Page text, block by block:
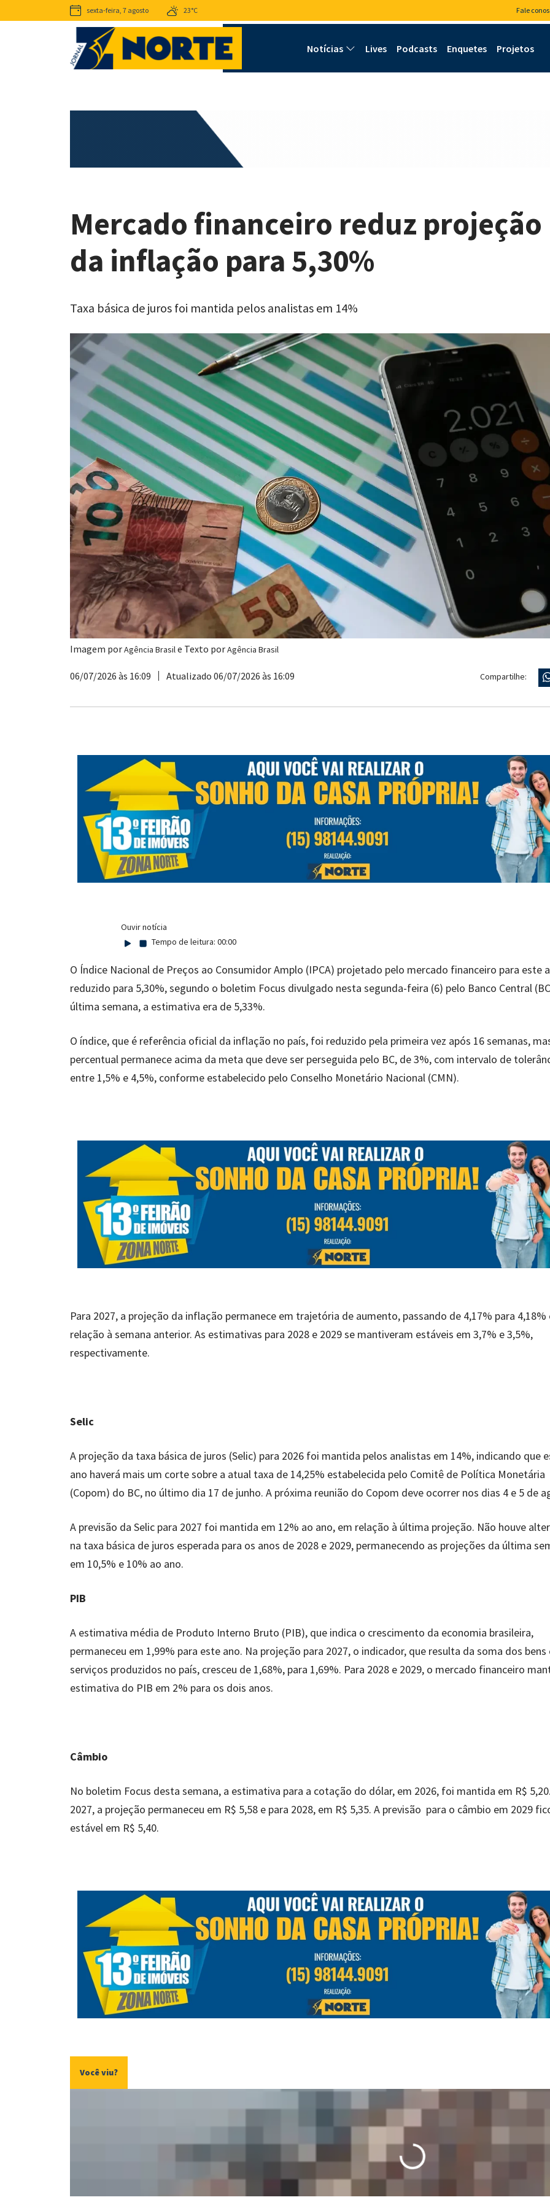
sexta-feira, 7 agosto 23°C Fale
Notícias Lives Podcasts Enquetes Projetos
Mercado financeiro reduz projeção
da inflação para 5,30%
Taxa básica de juros foi mantida pelos analistas em 14%
Imagem porAgência Brasile Texto porAgência Brasil
06/07/2026 às 16:09 Atualizado 06/07/2026 às 16:09 Compartilhe:
Ouvir notícia
Tempo de leitura: 00:00
O Índice Nacional de Preços ao Consumidor Amplo (IPCA) projetado pelo mercado financeiro para este
reduzido para 5,30%, segundo o boletim Focus divulgado nesta segunda-feira (6) pelo Banco Central
última semana, a estimativa era de 5,33%.
O índice, que é referência oficial da inflação no país, foi reduzido pela primeira vez após 16 semanas,
percentual permanece acima da meta que deve ser perseguida pelo BC, de 3%, com intervalo de
entre 1,5% e 4,5%, conforme estabelecido pelo Conselho Monetário Nacional (CMN).
Para 2027, a projeção da inflação permanece em trajetória de aumento, passando de 4,17% para 4,18%
relação à semana anterior. As estimativas para 2028 e 2029 se mantiveram estáveis em 3,7% e 3,5%,
respectivamente.
Selic
A projeção da taxa básica de juros (Selic) para 2026 foi mantida pelos analistas em 14%, indicando que
ano haverá mais um corte sobre a atual taxa de 14,25% estabelecida pelo Comitê de Política Monetária
(Copom) do BC, no último dia 17 de junho. A próxima reunião do Copom deve ocorrer nos dias 4 e 5 de
A previsão da Selic para 2027 foi mantida em 12% ao ano, em relação à última projeção. Não houve
na taxa básica de juros esperada para os anos de 2028 e 2029, permanecendo as projeções da última
em 10,5% e 10% ao ano.
PIB
A estimativa média de Produto Interno Bruto (PIB), que indica o crescimento da economia brasileira,
permaneceu em 1,99% para este ano. Na projeção para 2027, o indicador, que resulta da soma dos bens
serviços produzidos no país, cresceu de 1,68%, para 1,69%. Para 2028 e 2029, o mercado financeiro
estimativa do PIB em 2% para os dois anos.
Câmbio
No boletim Focus desta semana, a estimativa para a cotação do dólar, em 2026, foi mantida em R$
2027, a projeção permaneceu em R$ 5,58 e para 2028, em R$ 5,35. A previsão para o câmbio em 2029
estável em R$ 5,40.
Você viu?